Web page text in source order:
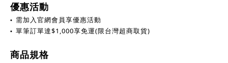
優惠活動
• 需加入官網會員享優惠活動
• 單筆訂單達$1,000享免運(限台灣超商取貨)
商品規格